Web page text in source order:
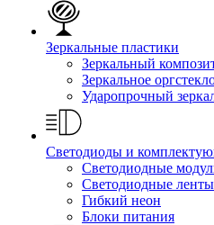
Зеркальные пластики
Зеркальный
Зеркальное
Ударопрочный
Светодиоды и
Светодиодные
Светодиодные ленты
Гибкий неон
Блоки питания